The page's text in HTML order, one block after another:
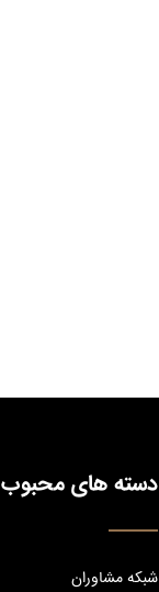
دسته های محبوب
شبکه مشاوران